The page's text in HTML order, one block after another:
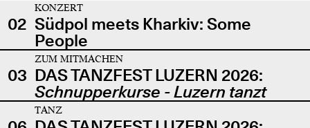
02
KONZERT
Südpol meets Kharkiv: Some
People
03
ZUM MITMACHEN
DAS TANZFEST LUZERN 2026:
Schnupperkurse - Luzern tanzt
TANZ